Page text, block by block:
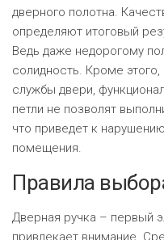
ЕВРООПТ
ЗЛАТКА
ЗОРИНА
КВАРТАЛ ВКУСА
КОПЕЕЧКА
КОПИЛКА
MARK FORMELLE
MOTHERCARE
OSTIN
PULL&BEAR
SERGE
SHAGOVITA
FIX PRICE
HOME&YOU
JYSK
7 КАРАТ
I`M
БЕЛАРУСЬ
КИРМАШ
дверного полотна.
определяют итоговый
Ведь даже недорогому
солидность. Кроме
службы двери,
петли не позволят
что приведет к
помещения.
Правила
Дверная ручка – первый
привлекает внимание.